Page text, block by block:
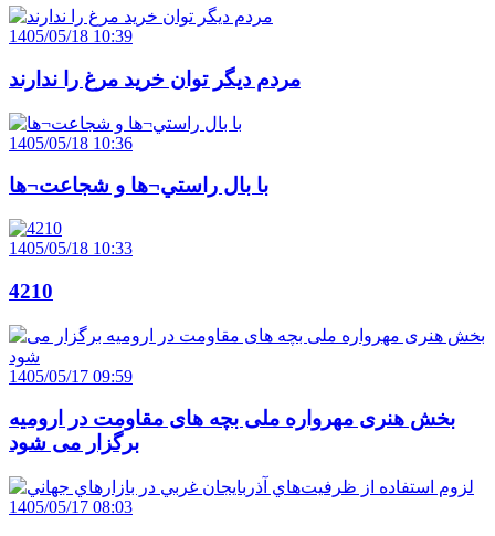
1405/05/18 10:39
مردم ديگر توان خريد مرغ را ندارند
1405/05/18 10:36
با بال راستي¬ها و شجاعت¬ها
1405/05/18 10:33
4210
1405/05/17 09:59
بخش هنری مهرواره ملی بچه های مقاومت در ارومیه
برگزار می شود
1405/05/17 08:03